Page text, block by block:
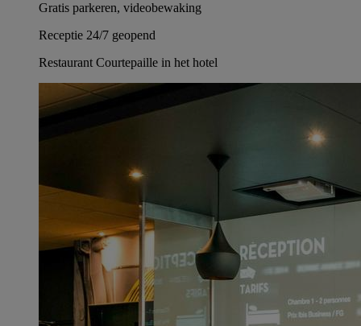
Gratis parkeren, videobewaking
Receptie 24/7 geopend
Restaurant Courtepaille in het hotel